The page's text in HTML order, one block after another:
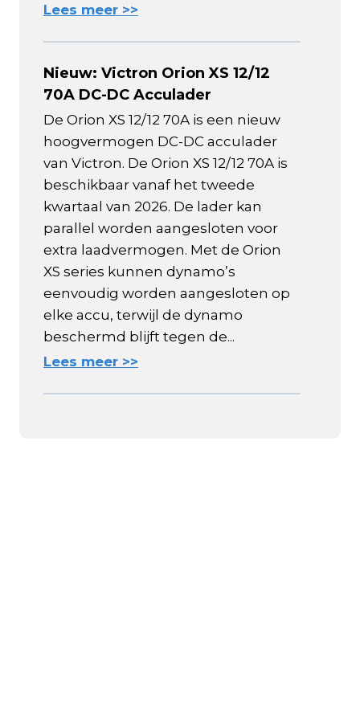
Lees meer >>
Nieuw: Victron Orion XS 12/12
70A DC-DC Acculader
De Orion XS 12/12 70A is een nieuw
hoogvermogen DC-DC acculader
van Victron. De Orion XS 12/12 70A is
beschikbaar vanaf het tweede
kwartaal van 2026. De lader kan
parallel worden aangesloten voor
extra laadvermogen. Met de Orion
XS series kunnen dynamo’s
eenvoudig worden aangesloten op
elke accu, terwijl de dynamo
beschermd blijft tegen de...
Lees meer >>